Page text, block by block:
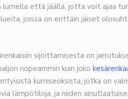
lumella että jäällä, jotta voit ajaa
joissa on erittäin jäiset
sijoittamisesta on
nopeammin kuin joko
kumiseoksista, jotka on
lämpötiloja, ja niiden